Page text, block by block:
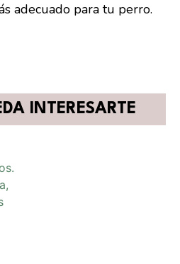
adecuado para tu perro.
INTERESARTE